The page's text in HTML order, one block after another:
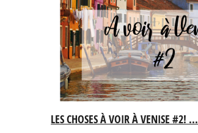
LES CHOSES À VOIR À VENISE #2! ...